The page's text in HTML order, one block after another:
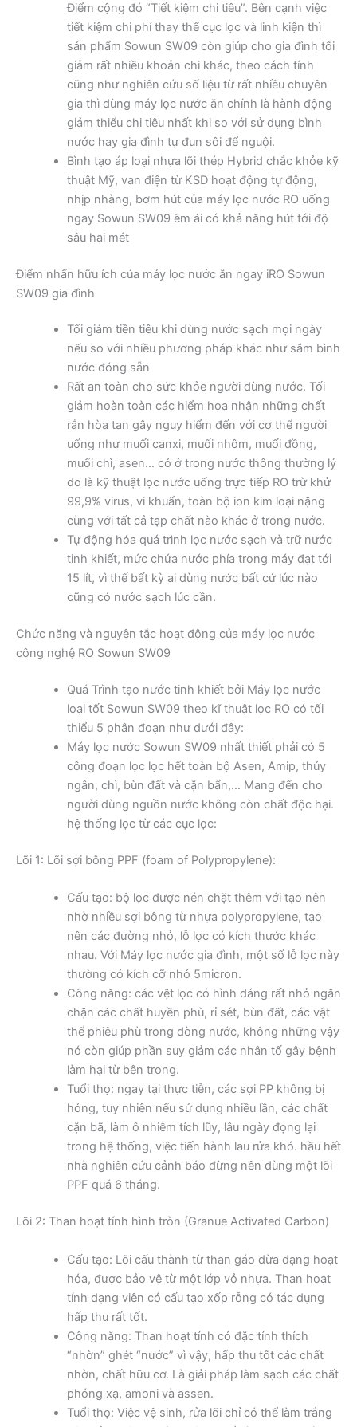
Điểm cộng đó “Tiết kiệm chi tiêu”. Bên cạnh việc
tiết kiệm chi phí thay thế cục lọc và linh kiện thì
sản phẩm Sowun SW09 còn giúp cho gia đình tối
giảm rất nhiều khoản chi khác, theo cách tính
cũng như nghiên cứu số liệu từ rất nhiều chuyên
gia thì dùng máy lọc nước ăn chính là hành động
giảm thiểu chi tiêu nhất khi so với sử dụng bình
nước hay gia đình tự đun sôi để nguội.
Bình tạo áp loại nhựa lõi thép Hybrid chắc khỏe kỹ
thuật Mỹ, van điện từ KSD hoạt động tự động,
nhịp nhàng, bơm hút của máy lọc nước RO uống
ngay Sowun SW09 êm ái có khả năng hút tới độ
sâu hai mét
Điểm nhấn hữu ích của máy lọc nước ăn ngay iRO Sowun
SW09 gia đình
Tối giảm tiền tiêu khi dùng nước sạch mọi ngày
nếu so với nhiều phương pháp khác như sắm bình
nước đóng sẵn
Rất an toàn cho sức khỏe người dùng nước. Tối
giảm hoàn toàn các hiểm họa nhận những chất
rắn hòa tan gây nguy hiểm đến với cơ thể người
uống như muối canxi, muối nhôm, muối đồng,
muối chì, asen… có ở trong nước thông thường lý
do là kỹ thuật lọc nước uống trực tiếp RO trừ khử
99,9% virus, vi khuẩn, toàn bộ ion kim loại nặng
cùng với tất cả tạp chất nào khác ở trong nước.
Tự động hóa quá trình lọc nước sạch và trữ nước
tinh khiết, mức chứa nước phía trong máy đạt tới
15 lít, vì thế bất kỳ ai dùng nước bất cứ lúc nào
cũng có nước sạch lúc cần.
Chức năng và nguyên tắc hoạt động của máy lọc nước
công nghệ RO Sowun SW09
Quá Trình tạo nước tinh khiết bởi Máy lọc nước
loại tốt​ Sowun SW09 theo kĩ thuật lọc RO có tối
thiểu 5 phân đoạn như dưới đây:
Máy lọc nước​ Sowun SW09 nhất thiết phải có 5
công đoạn lọc lọc hết toàn bộ Asen, Amip, thủy
ngân, chì, bùn đất và cặn bẩn,… Mang đến cho
người dùng nguồn nước không còn chất độc hại.
hệ thống lọc từ các cục lọc:
Lõi 1: Lõi sợi bông PPF (foam of Polypropylene):
Cấu tạo: bộ lọc được nén chặt thêm với tạo nên
nhờ nhiều sợi bông từ nhựa polypropylene, tạo
nên các đường nhỏ, lỗ lọc có kích thước khác
nhau. Với Máy lọc nước gia đình, một số lỗ lọc này
thường có kích cỡ nhỏ 5micron.
Công năng: các vệt lọc có hình dáng rất nhỏ ngăn
chặn các chất huyền phù, rỉ sét, bùn đất, các vật
thể phiêu phù trong dòng nước, không những vậy
nó còn giúp phần suy giảm các nhân tố gây bệnh
làm hại từ bên trong.
Tuổi thọ: ngay tại thực tiễn, các sợi PP không bị
hỏng, tuy nhiên nếu sử dụng nhiều lần, các chất
cặn bã, làm ô nhiễm tích lũy, lâu ngày đọng lại
trong hệ thống, việc tiến hành lau rửa khó. hầu hết
nhà nghiên cứu cảnh báo đừng nên dùng một lõi
PPF quá 6 tháng.
Lõi 2: Than hoạt tính hình tròn (Granue Activated Carbon)
Cấu tạo: Lõi cấu thành từ than gáo dừa dạng hoạt
hóa, được bảo vệ từ một lớp vỏ nhựa. Than hoạt
tính dạng viên có cấu tạo xốp rỗng có tác dụng
hấp thu rất tốt.
Công năng: Than hoạt tính có đặc tính thích
“nhờn” ghét “nước” vì vậy, hấp thu tốt các chất
nhờn, chất hữu cơ. Là giải pháp làm sạch các chất
phóng xạ, amoni và assen.
Tuổi thọ: Việc vệ sinh, rửa lõi chỉ có thể làm trắng